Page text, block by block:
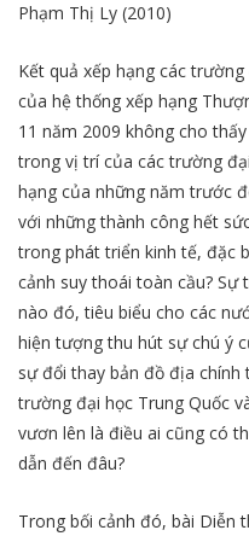
Phạm Thị Ly (2010)
Kết quả xếp hạng các
của hệ thống xếp hạng
11 năm 2009 không cho
trong vị trí của các trường
hạng của những năm trước
với những thành công hết
trong phát triển kinh tế, đặc
cảnh suy thoái toàn cầu? Sự
nào đó, tiêu biểu cho các
hiện tượng thu hút sự chú ý
sự đổi thay bản đồ địa
trường đại học Trung Quốc
vươn lên là điều ai cũng có
dẫn đến đâu?
Trong bối cảnh đó, bài Diễn